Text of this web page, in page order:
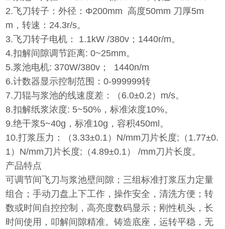
2.飞刀转子：外径：Φ200mm 高度50mm 刀厚5m
m，转速：24.3r/s。
3.飞刀转子电机： 1.1kW /380v；1440r/m。
4.扣解间隙调节距离: 0~25mm。
5.浆池电机: 370W/380v； 1440n/m
6.计数器显示控制范围：0-999999转
7.刀辊与浆池的线速度差：（6.0±0.2）m/s。
8.扣解纸浆浓度: 5~50%，标准浓度10%。
9.绝干浆5~40g，标准10g，容积450ml。
10.打浆压力：（3.33±0.1）N/mm刀片长度;（1.77±0.
1）N/mm刀片长度;（4.89±0.1） /mm刀片长度。
产品特点
可调节间飞刀与浆池壁间隙；三组标准打浆压力定量
组合；手动刀盘上下工作，操作安全，清洗方便；转
数或时间自控控制，高亮度数码显示；刚性机头，长
时间使用，叩解间隙精准。铸造底座，运转平稳，无